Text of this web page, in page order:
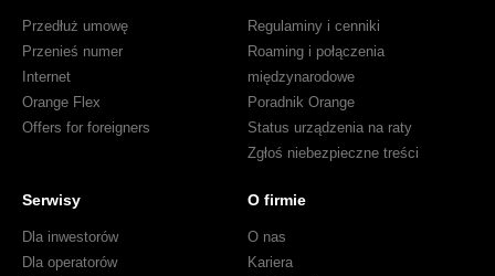
Przedłuż umowę
Przenieś numer
Internet
Orange Flex
Offers for foreigners
Regulaminy i cenniki
Roaming i połączenia
międzynarodowe
Poradnik Orange
Status urządzenia na raty
Zgłoś niebezpieczne treści
Serwisy
Dla inwestorów
Dla operatorów
O firmie
O nas
Kariera